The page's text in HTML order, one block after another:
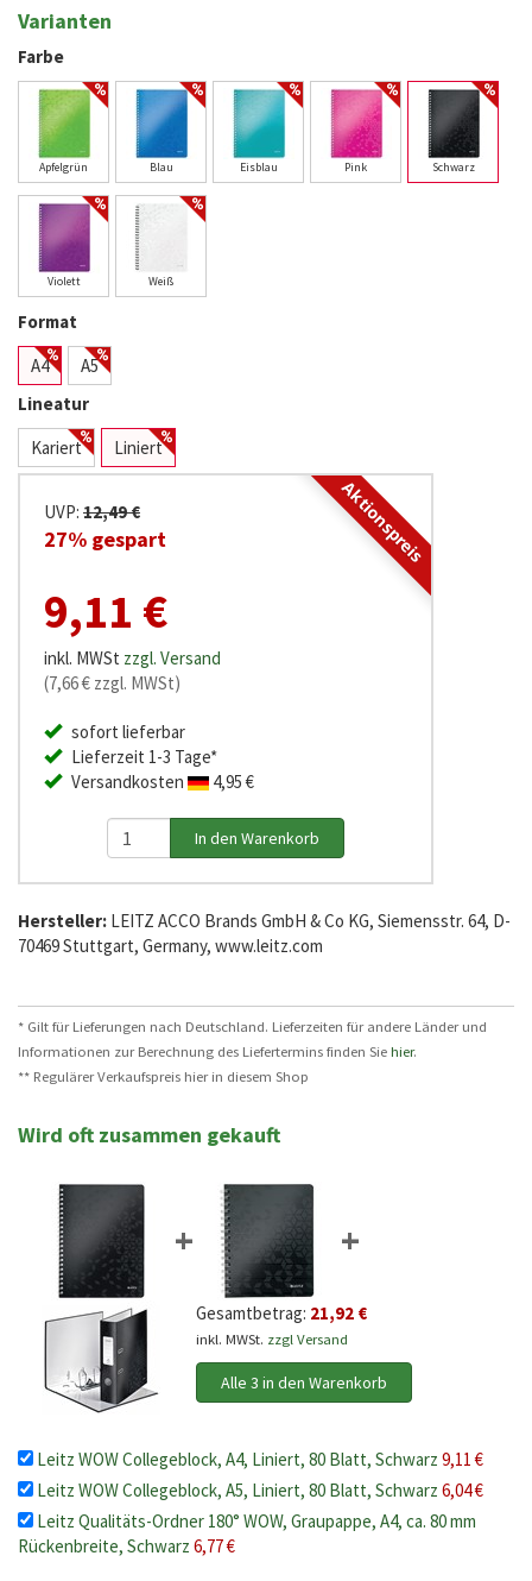
Varianten
Farbe
Apfelgrün Blau Eisblau Pink Schwarz
Violett Weiß
Format
A4
A5
Lineatur
Kariert
Liniert
Aktionspreis
UVP: 12,49 €
27% gespart
9,11 €
inkl. MWSt zzgl. Versand
(7,66 € zzgl. MWSt)
sofort lieferbar
Lieferzeit 1-3 Tage*
Versandkosten
4,95 €
Hersteller: LEITZ ACCO Brands GmbH & Co KG, Siemensstr. 64, D-
70469 Stuttgart, Germany, www.leitz.com
* Gilt für Lieferungen nach Deutschland. Lieferzeiten für andere Länder und
Informationen zur Berechnung des Liefertermins finden Siehier.
** Regulärer Verkaufspreis hier in diesem Shop
Wird oft zusammen gekauft
+ +
Gesamtbetrag: 21,92 €
inkl. MWSt. zzgl Versand
Alle 3 in den Warenkorb
Leitz WOW Collegeblock, A4, Liniert, 80 Blatt, Schwarz 9,11 €
Leitz WOW Collegeblock, A5, Liniert, 80 Blatt, Schwarz 6,04 €
Leitz Qualitäts-Ordner 180° WOW, Graupappe, A4, ca. 80 mm
Rückenbreite, Schwarz 6,77 €